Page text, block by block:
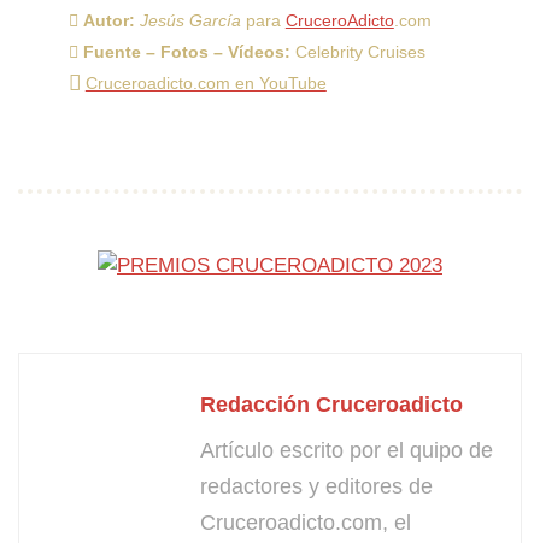
Autor: Jesús García para CruceroAdicto.com
Fuente – Fotos – Vídeos: Celebrity Cruises
Cruceroadicto.com en YouTube
Redacción Cruceroadicto
Artículo escrito por el quipo de
redactores y editores de
Cruceroadicto.com, el